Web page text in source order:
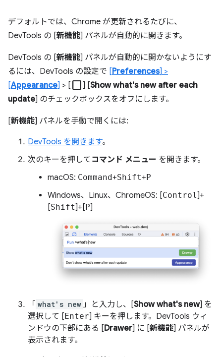
デフォルトでは、Chrome が更新されるたびに、
DevTools の [新機能] パネルが自動的に開きます。
DevTools の [新機能] パネルが自動的に開かないようにす
るには、DevTools の設定で [Preferences] >
[Appearance] > [ check_box_outline_blank] [Show what's new after each
update] のチェックボックスをオフにします。
[新機能] パネルを手動で開くには:
DevTools を開きます。
次のキーを押して コマンド メニュー を開きます。
macOS: Command+Shift+P
Windows、Linux、ChromeOS: [Control ]+
[Shift]+[P]
「 what's new 」と入力し、[Show what's new] を
選択して [Enter] キーを押します。DevTools ウィ
ンドウの下部にある [Drawer] に [新機能] パネルが
表示されます。